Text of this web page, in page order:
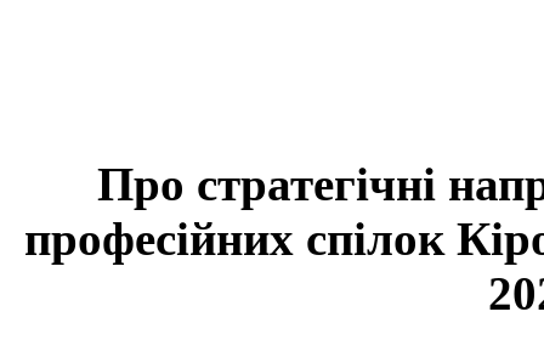
Про стратегічні
професійних спілок